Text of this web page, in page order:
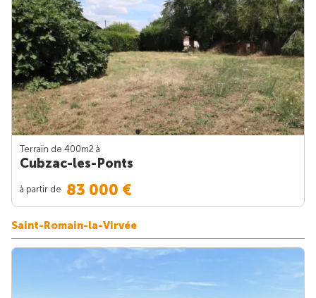
Terrain de 400m2 à
Cubzac-les-Ponts
à partir de 83 000 €
Saint-Romain-la-Virvée